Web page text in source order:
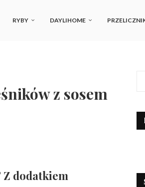
RYBY DAYLIHOME
z sosem
Z dodatkiem